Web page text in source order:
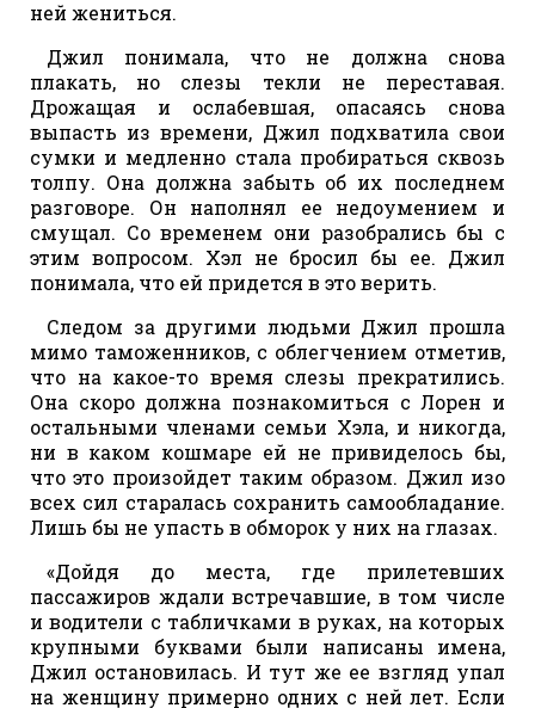
ней жениться.
Джил понимала, что не должна снова
плакать, но слезы текли не переставая.
Дрожащая и ослабевшая, опасаясь снова
выпасть из времени, Джил подхватила свои
сумки и медленно стала пробираться сквозь
толпу. Она должна забыть об их последнем
разговоре. Он наполнял ее недоумением и
смущал. Со временем они разобрались бы с
этим вопросом. Хэл не бросил бы ее. Джил
понимала, что ей придется в это верить.
Следом за другими людьми Джил прошла
мимо таможенников, с облегчением отметив,
что на какое-то время слезы прекратились.
Она скоро должна познакомиться с Лорен и
остальными членами семьи Хэла, и никогда,
ни в каком кошмаре ей не привиделось бы,
что это произойдет таким образом. Джил изо
всех сил старалась сохранить самообладание.
Лишь бы не упасть в обморок у них на глазах.
«Дойдя до места, где прилетевших
пассажиров ждали встречавшие, в том числе
и водители с табличками в руках, на которых
крупными буквами были написаны имена,
Джил остановилась. И тут же ее взгляд упал
на женщину примерно одних с ней лет. Если